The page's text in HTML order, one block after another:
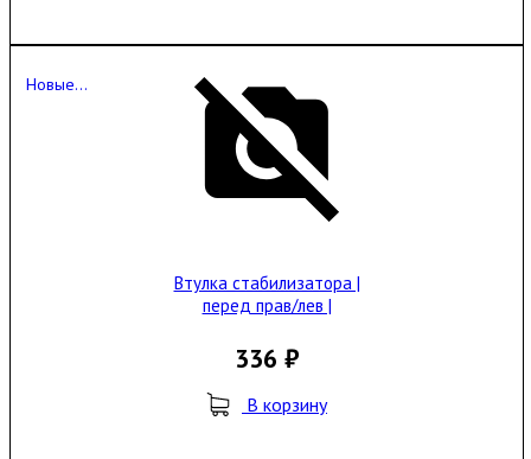
Новые...
Втулка стабилизатора |
перед прав/лев |
336 ₽
В корзину